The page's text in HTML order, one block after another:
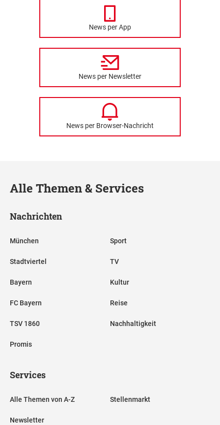
News per App
News per Newsletter
News per Browser-Nachricht
Alle Themen & Services
Nachrichten
München
Stadtviertel
Bayern
FC Bayern
TSV 1860
Promis
Sport
TV
Kultur
Reise
Nachhaltigkeit
Services
Alle Themen von A-Z
Newsletter
Stellenmarkt